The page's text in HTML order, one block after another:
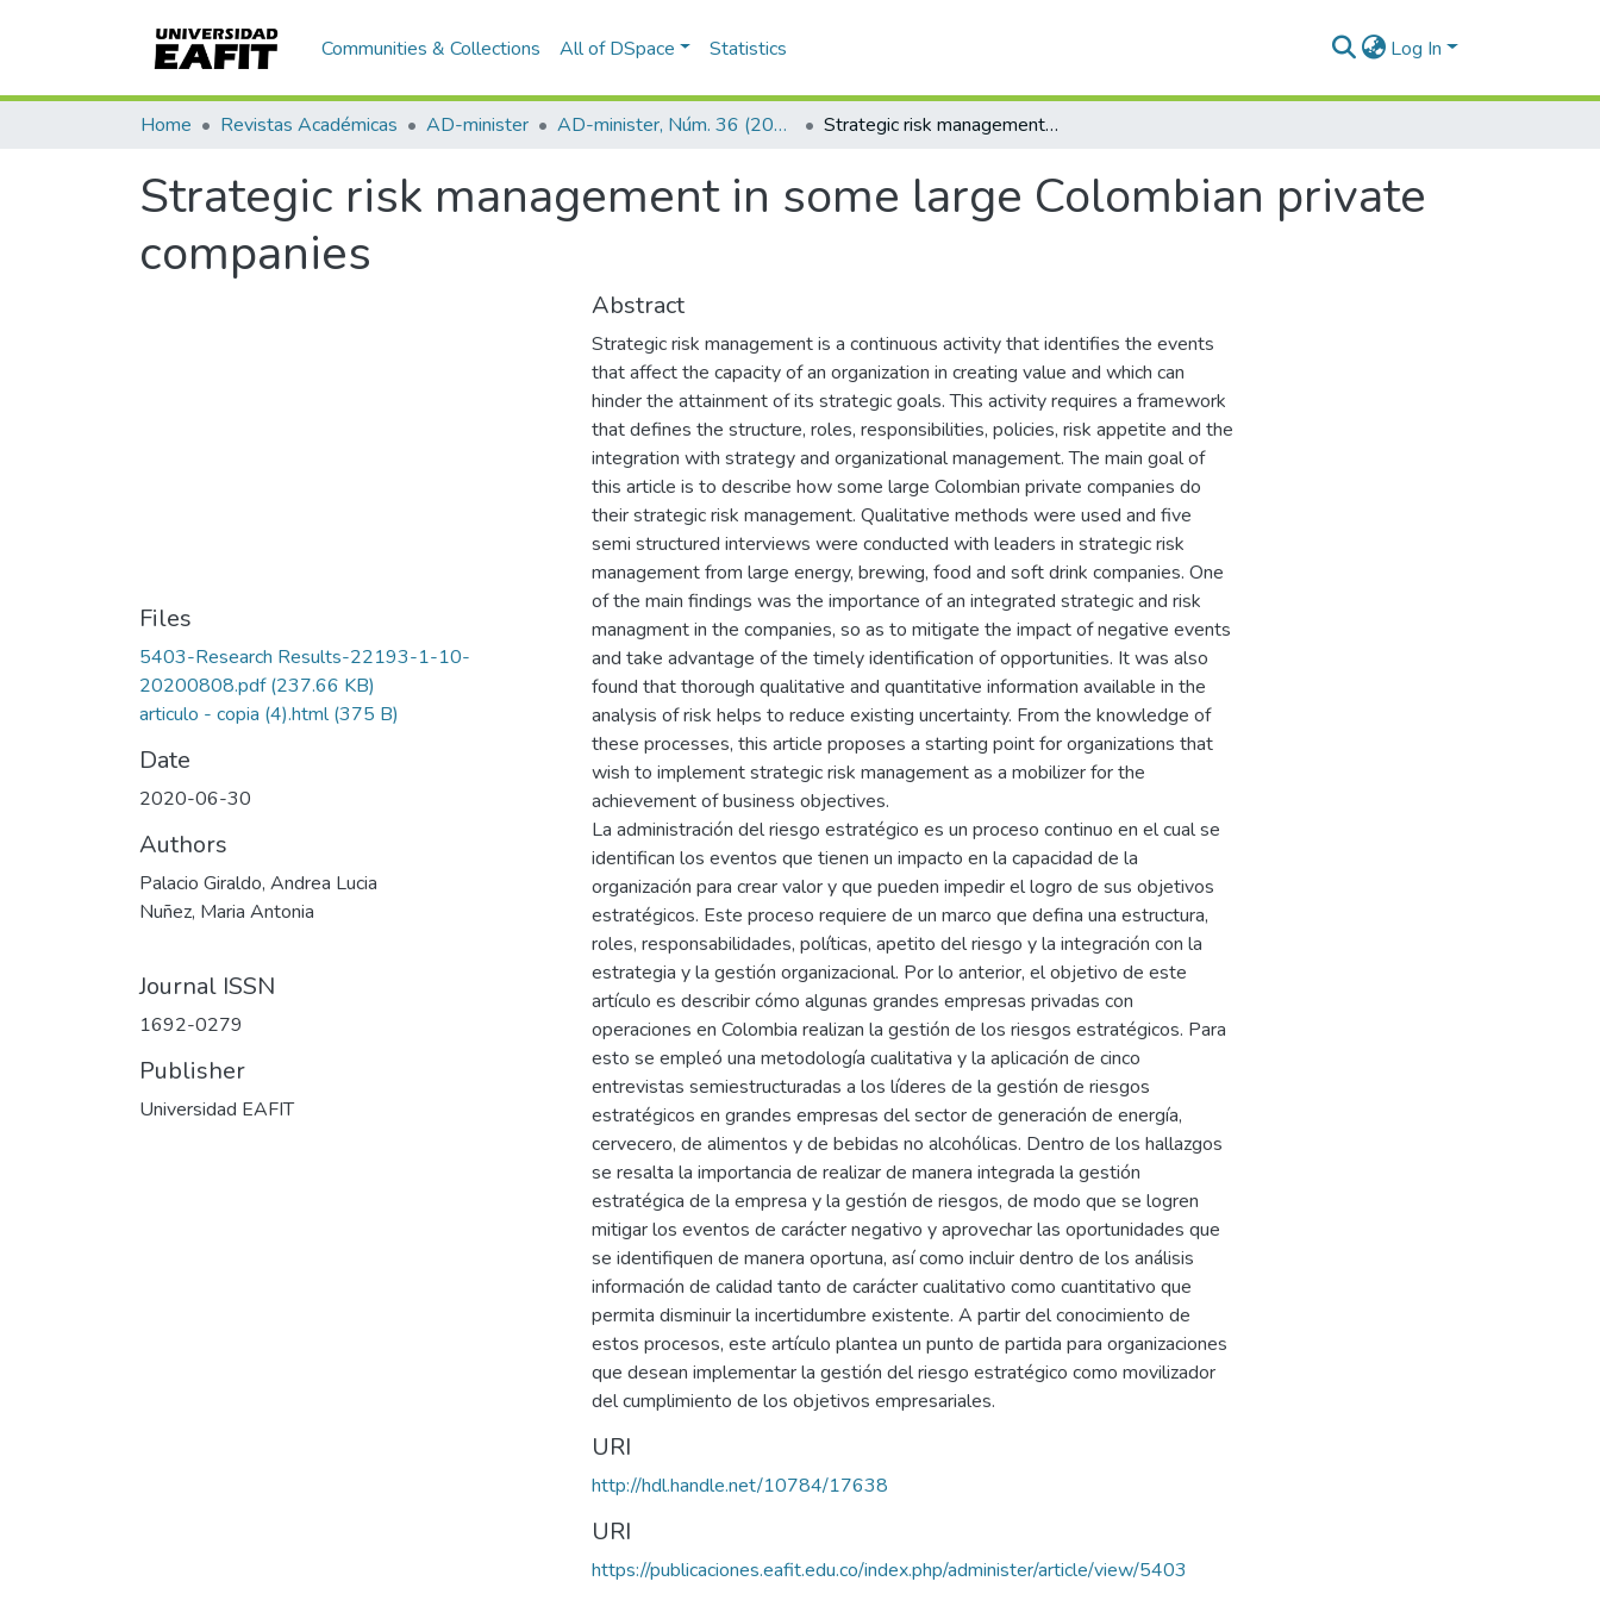
Communities & Collections All of DSpace Statistics Log In
Home Revistas Académicas AD-minister AD-minister, Núm. 36 (2020) Strategic risk management in some large Colombian private companies
Strategic risk management in some large Colombian private
companies
Files
5403-Research Results-22193-1-10-
20200808.pdf(237.66 KB)
articulo - copia (4).html(375 B)
Date
2020-06-30
Authors
Palacio Giraldo, Andrea Lucia
Nuñez, Maria Antonia
Journal ISSN
1692-0279
Publisher
Universidad EAFIT
Abstract
Strategic risk management is a continuous activity that identifies the events
that affect the capacity of an organization in creating value and which can
hinder the attainment of its strategic goals. This activity requires a framework
that defines the structure, roles, responsibilities, policies, risk appetite and the
integration with strategy and organizational management. The main goal of
this article is to describe how some large Colombian private companies do
their strategic risk management. Qualitative methods were used and five
semi structured interviews were conducted with leaders in strategic risk
management from large energy, brewing, food and soft drink companies. One
of the main findings was the importance of an integrated strategic and risk
managment in the companies, so as to mitigate the impact of negative events
and take advantage of the timely identification of opportunities. It was also
found that thorough qualitative and quantitative information available in the
analysis of risk helps to reduce existing uncertainty. From the knowledge of
these processes, this article proposes a starting point for organizations that
wish to implement strategic risk management as a mobilizer for the
achievement of business objectives.
La administración del riesgo estratégico es un proceso continuo en el cual se
identifican los eventos que tienen un impacto en la capacidad de la
organización para crear valor y que pueden impedir el logro de sus objetivos
estratégicos. Este proceso requiere de un marco que defina una estructura,
roles, responsabilidades, políticas, apetito del riesgo y la integración con la
estrategia y la gestión organizacional. Por lo anterior, el objetivo de este
artículo es describir cómo algunas grandes empresas privadas con
operaciones en Colombia realizan la gestión de los riesgos estratégicos. Para
esto se empleó una metodología cualitativa y la aplicación de cinco
entrevistas semiestructuradas a los líderes de la gestión de riesgos
estratégicos en grandes empresas del sector de generación de energía,
cervecero, de alimentos y de bebidas no alcohólicas. Dentro de los hallazgos
se resalta la importancia de realizar de manera integrada la gestión
estratégica de la empresa y la gestión de riesgos, de modo que se logren
mitigar los eventos de carácter negativo y aprovechar las oportunidades que
se identifiquen de manera oportuna, así como incluir dentro de los análisis
información de calidad tanto de carácter cualitativo como cuantitativo que
permita disminuir la incertidumbre existente. A partir del conocimiento de
estos procesos, este artículo plantea un punto de partida para organizaciones
que desean implementar la gestión del riesgo estratégico como movilizador
del cumplimiento de los objetivos empresariales.
URI
http://hdl.handle.net/10784/17638
URI
https://publicaciones.eafit.edu.co/index.php/administer/article/view/5403